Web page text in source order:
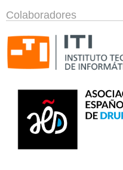
Colaboradores